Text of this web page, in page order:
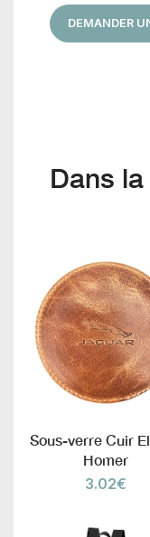
DEMANDER
Dans
Sous-verre Cuir
Homer
3.02€